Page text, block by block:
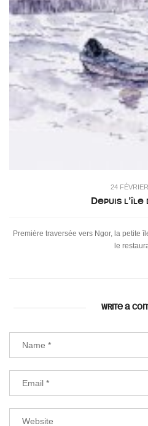
24
Depuis l’île
Première traversée vers Ngor, la petite
le
WRITE A